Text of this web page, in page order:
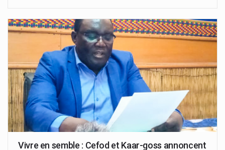
Vivre en semble : Cefod et Kaar-goss annoncent